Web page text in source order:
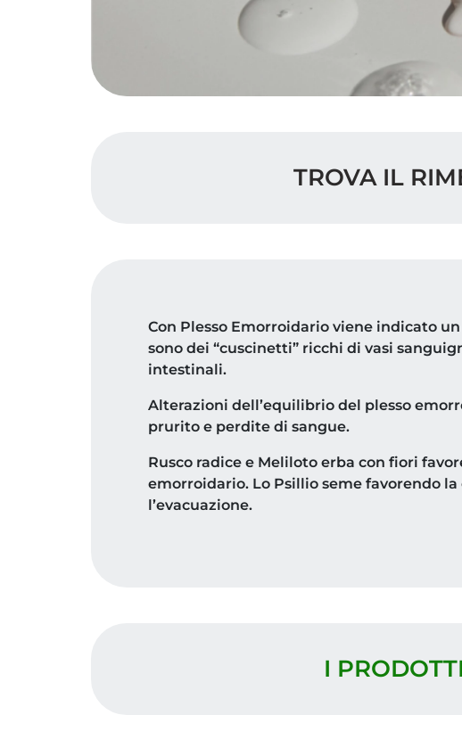
TROVA IL
Con Plesso Emorroidario viene indicato
sono dei “cuscinetti” ricchi di vasi
intestinali.
Alterazioni dell’equilibrio del plesso
prurito e perdite di sangue.
Rusco radice e Meliloto erba con fiori
emorroidario. Lo Psillio seme favorendo
l’evacuazione.
I